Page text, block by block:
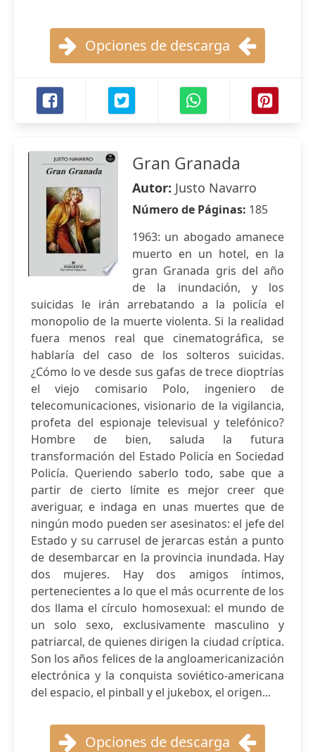
Opciones de descarga
Gran Granada
Autor: Justo Navarro
Número de Páginas: 185
1963: un abogado amanece
muerto en un hotel, en la
gran Granada gris del año
de la inundación, y los
suicidas le irán arrebatando a la policía el
monopolio de la muerte violenta. Si la realidad
fuera menos real que cinematográfica, se
hablaría del caso de los solteros suicidas.
¿Cómo lo ve desde sus gafas de trece dioptrías
el viejo comisario Polo, ingeniero de
telecomunicaciones, visionario de la vigilancia,
profeta del espionaje televisual y telefónico?
Hombre de bien, saluda la futura
transformación del Estado Policía en Sociedad
Policía. Queriendo saberlo todo, sabe que a
partir de cierto límite es mejor creer que
averiguar, e indaga en unas muertes que de
ningún modo pueden ser asesinatos: el jefe del
Estado y su carrusel de jerarcas están a punto
de desembarcar en la provincia inundada. Hay
dos mujeres. Hay dos amigos íntimos,
pertenecientes a lo que el más ocurrente de los
dos llama el círculo homosexual: el mundo de
un solo sexo, exclusivamente masculino y
patriarcal, de quienes dirigen la ciudad críptica.
Son los años felices de la angloamericanización
electrónica y la conquista soviético-americana
del espacio, el pinball y el jukebox, el origen...
Opciones de descarga